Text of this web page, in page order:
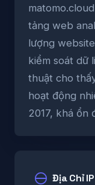
tảng web
lượng
kiểm soát dữ
thuật cho
hoạt động
2017, khá ổn
Địa Chỉ